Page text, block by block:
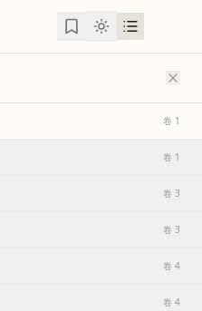
卷 1
卷 1
卷 3
卷 3
卷 4
卷 4